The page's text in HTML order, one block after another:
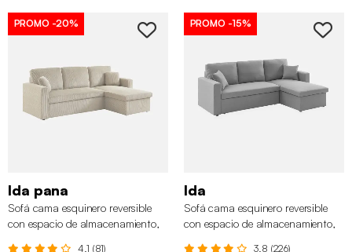
PROMO -20%
Ida pana
Sofá cama esquinero reversible
con espacio de almacenamiento,
4.1 (81)
PROMO -15%
Ida
Sofá cama esquinero reversible
con espacio de almacenamiento,
3.8 (226)